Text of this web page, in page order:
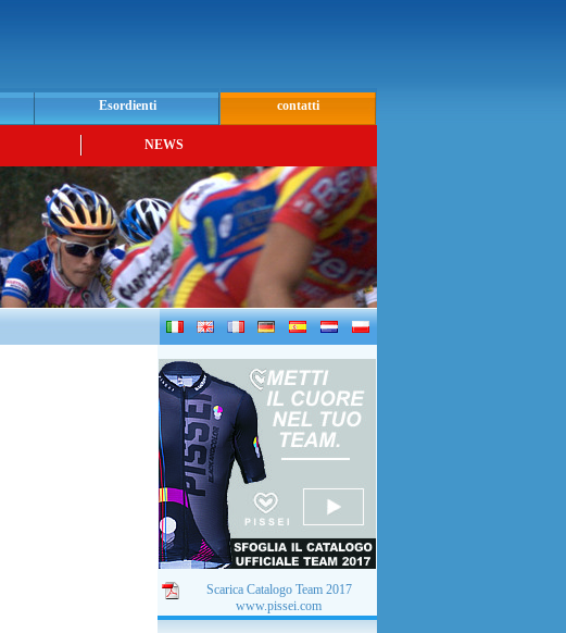
Esordienti contatti
NEWS
Scarica Catalogo Team 2017
www.pissei.com